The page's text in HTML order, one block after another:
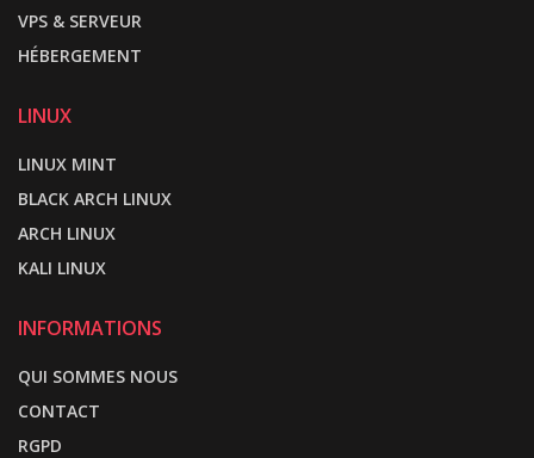
VPS & SERVEUR
HÉBERGEMENT
LINUX
LINUX MINT
BLACK ARCH LINUX
ARCH LINUX
KALI LINUX
INFORMATIONS
QUI SOMMES NOUS
CONTACT
RGPD